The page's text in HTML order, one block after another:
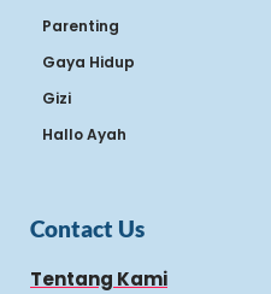
Parenting
Gaya Hidup
Gizi
Hallo Ayah
Contact Us
Tentang Kami